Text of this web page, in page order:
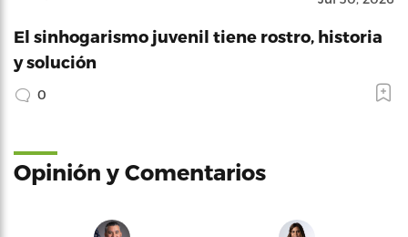
El sinhogarismo juvenil tiene rostro, historia
y solución
0
Opinión y Comentarios